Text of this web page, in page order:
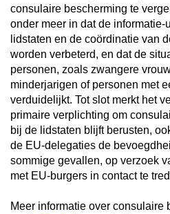
consulaire bescherming te
onder meer in dat de
lidstaten en de coördinatie van
worden verbeterd, en dat de
personen, zoals zwangere
minderjarigen of personen met
verduidelijkt. Tot slot merkt het
primaire verplichting om
bij de lidstaten blijft berusten,
de EU-delegaties de
sommige gevallen, op verzoek
met EU-burgers in contact te
Meer informatie over consulaire